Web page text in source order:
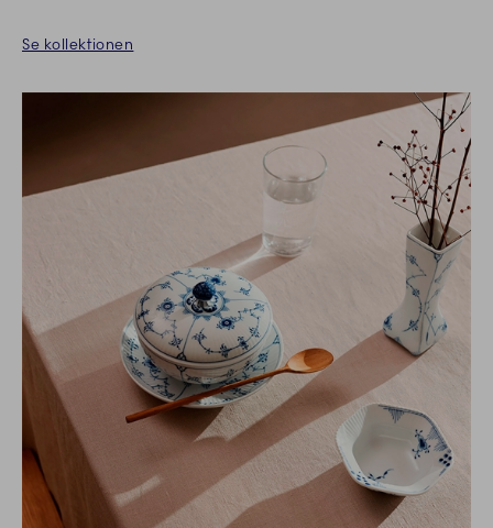
Se kollektionen